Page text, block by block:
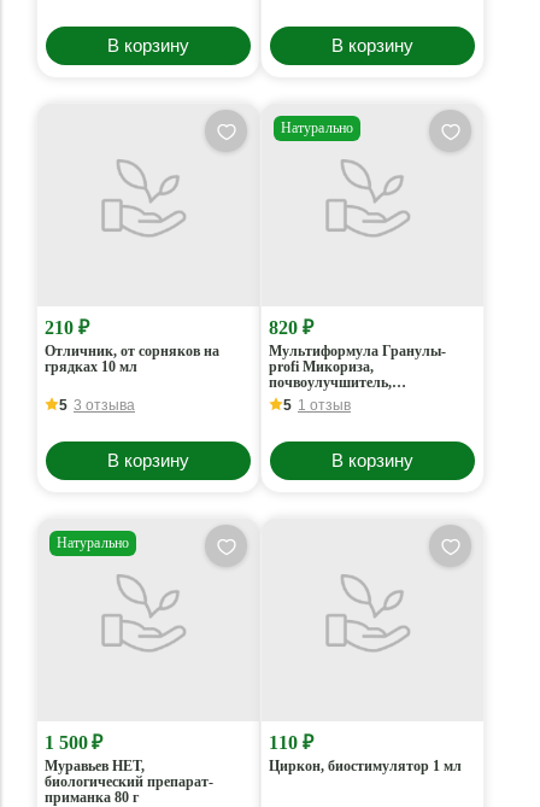
В корзину В корзину
210 ₽
Отличник, от сорняков на
грядках 10 мл
5 3 отзыва
В корзину
Натурально
820 ₽
Мультиформула Гранулы-
profi Микориза,
почвоулучшитель,
стимулятор роста и
урожайности 0,5 кг
5 1 отзыв
В корзину
Натурально
1 500 ₽
Муравьев НЕТ,
биологический препарат-
приманка 80 г
110 ₽
Циркон, биостимулятор 1 мл